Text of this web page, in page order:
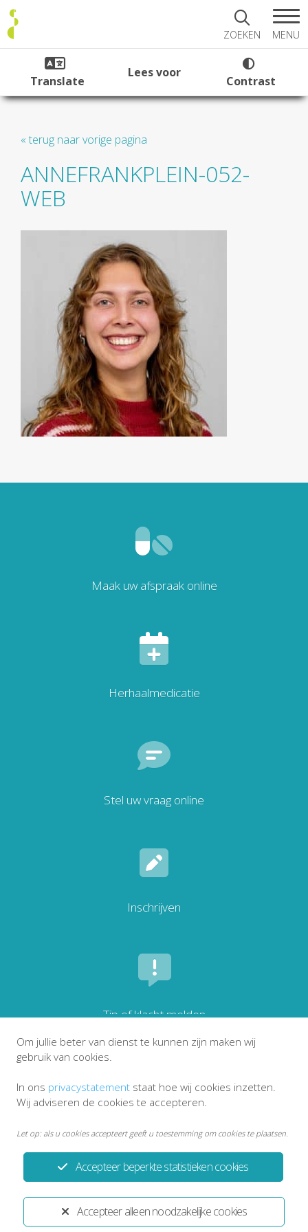
ZOEKEN MENU
Translate
Lees voor
Contrast
« terug naar vorige pagina
ANNEFRANKPLEIN-052-
WEB
Maak uw afspraak online
Herhaalmedicatie
Stel uw vraag online
Inschrijven
Tip of klacht melden
Accepteer alleen noodzakelijke cookies
Accepteer beperkte statistieken cookies
Om jullie beter van dienst te kunnen zijn maken wij
gebruik van cookies.
In ons privacystatement staat hoe wij cookies inzetten.
Wij adviseren de cookies te accepteren.
Let op: als u cookies accepteert geeft u toestemming om cookies te plaatsen.